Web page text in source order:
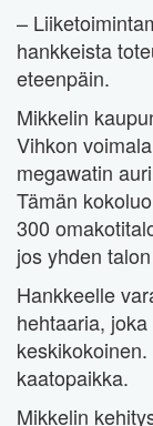
–
hankkeista
eteenpäin.
Mikkelin
Vihkon
megawatin
Tämän
300
jos yhden
Hankkeelle
hehtaaria,
kaatopaikka.
Mikkelin